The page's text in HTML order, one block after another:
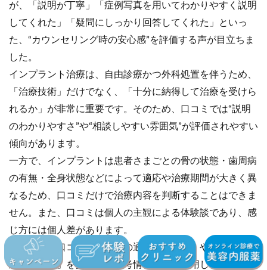
が、「説明が丁寧」「症例写真を用いてわかりやすく説明
してくれた」「疑問にしっかり回答してくれた」といっ
た、“カウンセリング時の安心感”を評価する声が目立ちま
した。
インプラント治療は、自由診療かつ外科処置を伴うため、
「治療技術」だけでなく、「十分に納得して治療を受けら
れるか」が非常に重要です。そのため、口コミでは“説明
のわかりやすさ”や“相談しやすい雰囲気”が評価されやすい
傾向があります。
一方で、インプラントは患者さまごとの骨の状態・歯周病
の有無・全身状態などによって適応や治療期間が大きく異
なるため、口コミだけで治療内容を判断することはできま
せん。また、口コミは個人の主観による体験談であり、感
じ方には個人差があります。
そのため、口コミは「実際の通院イメージ」や「スタッフ
対応の傾向」を把握する参考情報として活用しつつ、最終